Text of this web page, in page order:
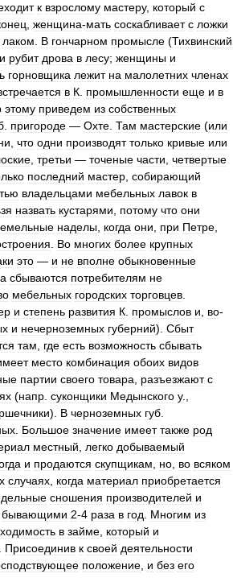
к взрослому мастеру, который с
женщина-мать соскабливает с ложки
лаком В гончарном промысле (Тихвинский
и рубит дрова в лесу; женщины и
горновщика лежит на малолетних членах
в К промышленности еще и в
этому приведем из собственных
пригороде — Охте Там мастерские (или
что одни производят только кривые или
третьи — точеные части четвертые
последний мастер собирающий
владельцами мебельных лавок в
назвать кустарями потому что они
наделы когда они при Петре
Во многих более крупных
это — и не вполне обыкновенные
сбываются потребителям не
мебельных городских торговцев
и степень развития К промыслов и во-
и нечерноземных губерний). Сбыт
там где есть возможность сбывать
место комбинация обоих видов
партии своего товара разъезжают с
(напр суконщики Медынского у.,
). В черноземных губ
Большое значение имеет также род
местный легко добываемый
и продаются скупщикам но во всяком
случаях когда материал приобретается
сношения производителей и
бывающими 2-4 раза в год Многим из
в займе который и
Присоединив к своей деятельности
положение и без его